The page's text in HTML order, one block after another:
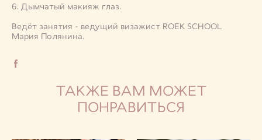
6. Дымчатый макияж глаз.
Ведёт занятия - ведущий визажист ROEK SCHOOL
Мария Полянина.
ТАКЖЕ ВАМ МОЖЕТ
ПОНРАВИТЬСЯ